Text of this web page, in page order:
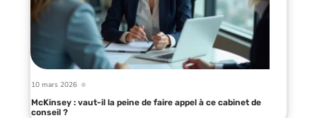
10 mars 2026
McKinsey : vaut-il la peine de faire appel à ce cabinet de
conseil ?